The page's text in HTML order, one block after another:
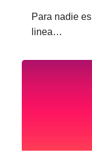
Para nadie
linea…